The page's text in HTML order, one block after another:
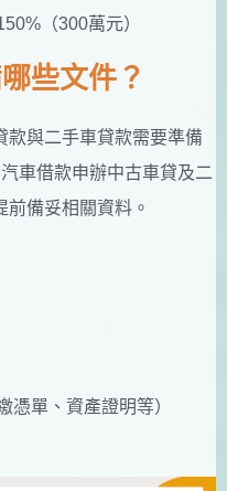
（300萬元）
些文件？
款與二手車貸款需要準備
車借款申辦中古車貸及二
備妥相關資料。
憑單、資產證明等）